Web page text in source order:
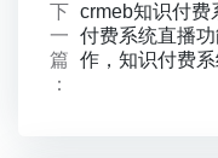
下
一
篇
：
crmeb知识付费
付费系统直播
作，知识付费系